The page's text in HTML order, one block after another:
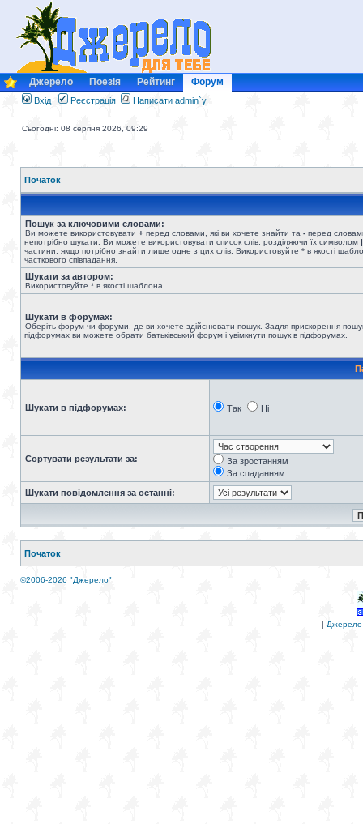
Джерело Поезія Рейтинг Форум
Вхід Реєстрація Написати admin`у
Сьогодні: 08 серпня 2026, 09:29
Початок
Пошук за ключовими словами:
Ви можете використовувати + перед словами, які ви хочете знайти та - перед
непотрібно шукати. Ви можете використовувати список слів, розділяючи їх символом |
частини, якщо потрібно знайти лише одне з цих слів. Використовуйте * в якості
часткового співпадання.
Шукати за автором:
Використовуйте * в якості шаблона
Шукати в форумах:
Оберіть форум чи форуми, де ви хочете здійснювати пошук. Задля прискорення
підфорумах ви можете обрати батьківський форум і увімкнути пошук в підфорумах.
Шукати в підфорумах: Так Ні
Сортувати результати за:
За зростанням
За спаданням
Шукати повідомлення за останні:
Початок
©2006-2026 "Джерело"
| Джерело